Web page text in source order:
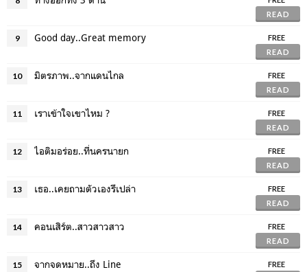
READ
9 Good day..Great memory
FREE
READ
10 มิตรภาพ..จากแดนไกล
FREE
READ
11 เราเข้าใจเขาไหม ?
FREE
READ
12 ไอติมอร่อย..ที่นครนายก
FREE
READ
13 เธอ..เคยถามตัวเองรึเปล่า
FREE
READ
14 คอนเสิร์ต..สาวสาวสาว
FREE
READ
15 จากจดหมาย..ถึง Line
FREE